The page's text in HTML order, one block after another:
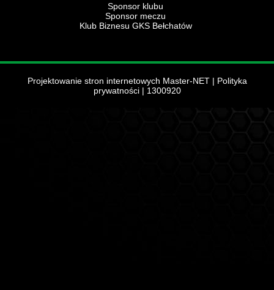
Sponsor klubu
Sponsor meczu
Klub Biznesu GKS Bełchatów
Projektowanie stron internetowych Master-NET| Polityka
prywatności| 1300920